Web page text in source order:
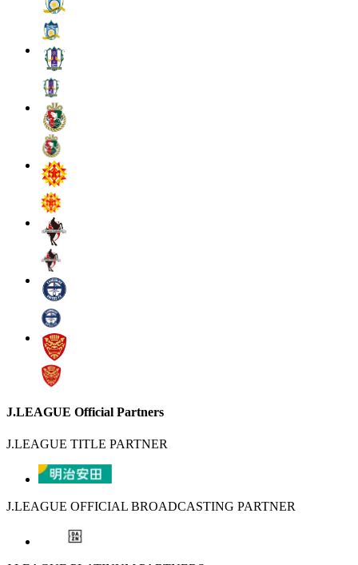
J.LEAGUE Official Partners
J.LEAGUE TITLE PARTNER
J.LEAGUE OFFICIAL BROADCASTING PARTNER